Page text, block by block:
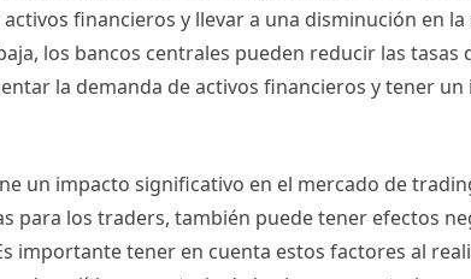
financieros y llevar a una disminución en
los bancos centrales pueden reducir las
la demanda de activos financieros y tener
un impacto significativo en el mercado de
para los traders, también puede tener efectos
importante tener en cuenta estos factores al